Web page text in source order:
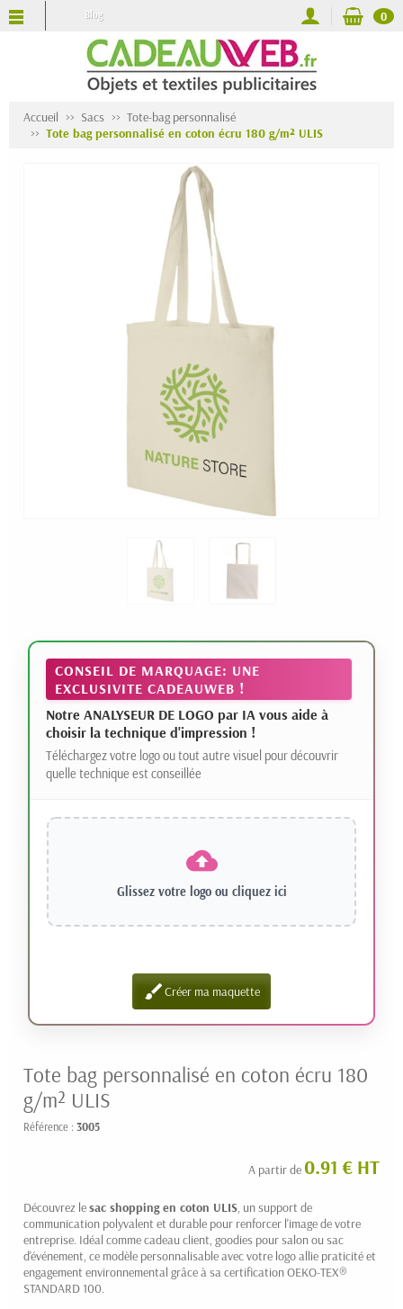
Blog 0
Accueil Sacs
Tote-bag personnalisé
Tote bag personnalisé en coton écru 180 g/m² ULIS
CONSEIL DE MARQUAGE: UNE
EXCLUSIVITE CADEAUWEB !
Notre ANALYSEUR DE LOGO par IA vous aide à
choisir la technique d'impression !
Téléchargez votre logo ou tout autre visuel pour découvrir
quelle technique est conseillée
Glissez votre logo ou cliquez ici
brushCréer ma maquette
Tote bag personnalisé en coton écru 180
g/m² ULIS
Référence : 3005
A partir de 0.91 € HT
Découvrez lesac shopping en coton ULIS , un support de
communication polyvalent et durable pour renforcer l'image de votre
entreprise. Idéal comme cadeau client, goodies pour salon ou sac
d'événement, ce modèle personnalisable avec votre logo allie praticité et
engagement environnemental grâce à sa certification OEKO-TEX®
STANDARD 100.